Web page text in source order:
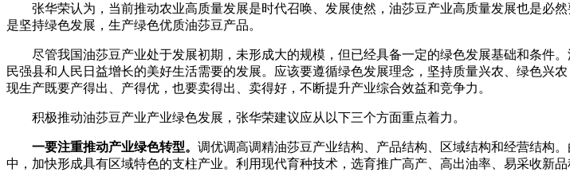
张华荣认为，当前推动农业高质量发展是时代召唤、发展使然，油莎豆产业高质量发展也是必
是坚持绿色发展，生产绿色优质油莎豆产品。
尽管我国油莎豆产业处于发展初期，未形成大的规模，但已经具备一定的绿色发展基础和条件
民强县和人民日益增长的美好生活需要的发展。应该要遵循绿色发展理念，坚持质量兴农、绿色
现生产既要产得出、产得优，也要卖得出、卖得好，不断提升产业综合效益和竞争力。
积极推动油莎豆产业产业绿色发展，张华荣建议应从以下三个方面重点着力。
一要注重推动产业绿色转型。 调优调高调精油莎豆产业结构、产品结构、区域结构和经营结构
中，加快形成具有区域特色的支柱产业。利用现代育种技术，选育推广高产、高出油率、易采收新